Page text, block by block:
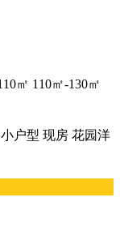
㎡ 110㎡-130㎡
小户型 现房 花园洋